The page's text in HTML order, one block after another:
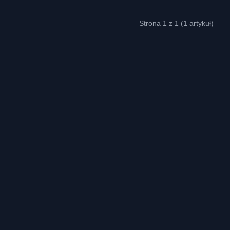
Strona 1 z 1 (1 artykuł)